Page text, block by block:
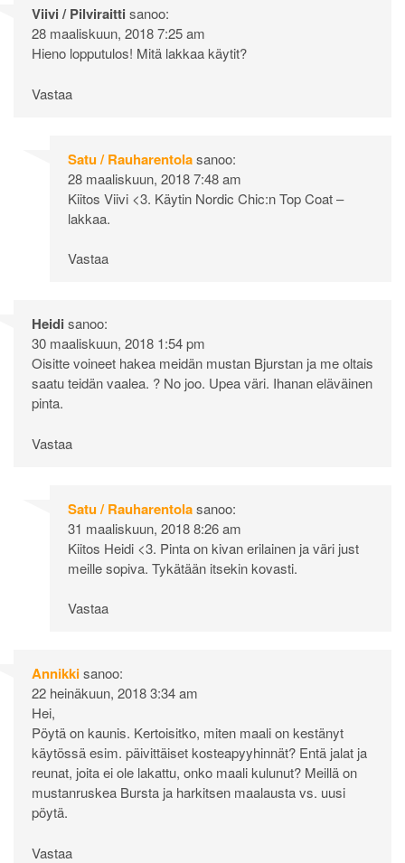
Viivi / Pilviraitti sanoo:
28 maaliskuun, 2018 7:25 am
Hieno lopputulos! Mitä lakkaa käytit?
Vastaa
Satu / Rauharentolasanoo:
28 maaliskuun, 2018 7:48 am
Kiitos Viivi <3. Käytin Nordic Chic:n Top Coat –
lakkaa.
Vastaa
Heidi sanoo:
30 maaliskuun, 2018 1:54 pm
Oisitte voineet hakea meidän mustan Bjurstan ja me oltais
saatu teidän vaalea. ? No joo. Upea väri. Ihanan eläväinen
pinta.
Vastaa
Satu / Rauharentolasanoo:
31 maaliskuun, 2018 8:26 am
Kiitos Heidi <3. Pinta on kivan erilainen ja väri just
meille sopiva. Tykätään itsekin kovasti.
Vastaa
Annikkisanoo:
22 heinäkuun, 2018 3:34 am
Hei,
Pöytä on kaunis. Kertoisitko, miten maali on kestänyt
käytössä esim. päivittäiset kosteapyyhinnät? Entä jalat ja
reunat, joita ei ole lakattu, onko maali kulunut? Meillä on
mustanruskea Bursta ja harkitsen maalausta vs. uusi
pöytä.
Vastaa